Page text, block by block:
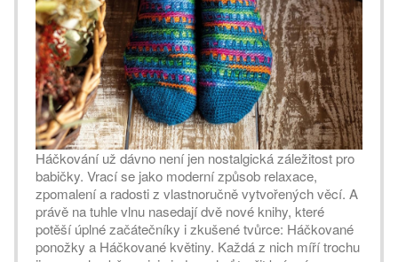
Háčkování už dávno není jen nostalgická záležitost pro
babičky. Vrací se jako moderní způsob relaxace,
zpomalení a radosti z vlastnoručně vytvořených věcí. A
právě na tuhle vlnu nasedají dvě nové knihy, které
potěší úplné začátečníky i zkušené tvůrce: Háčkované
ponožky a Háčkované květiny. Každá z nich míří trochu